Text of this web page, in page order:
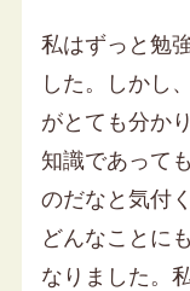
私はずっと勉
した。しかし
がとても分か
知識であって
のだなと気付
どんなことに
なりました。